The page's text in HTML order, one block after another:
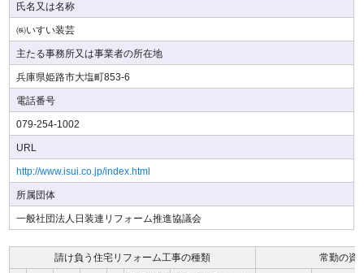
氏名又は名称
㈱いすい装芸
主たる事務所又は事業者の所在地
兵庫県姫路市大塩町853-6
電話番号
079-254-1002
URL
http://www.isui.co.jp/index.html
所属団体
一般社団法人日装連リフォーム推進協議会
請け負う住宅リフォーム工事の種類 常勤の資